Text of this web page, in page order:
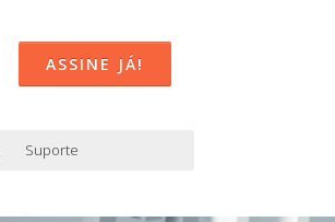
ASSINE JÁ!
Suporte